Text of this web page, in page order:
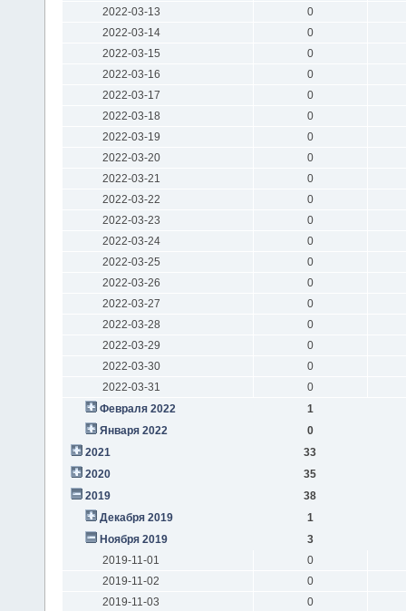
2022-03-13
0
2022-03-14
0
2022-03-15
0
2022-03-16
0
2022-03-17
0
2022-03-18
0
2022-03-19
0
2022-03-20
0
2022-03-21
0
2022-03-22
0
2022-03-23
0
2022-03-24
0
2022-03-25
0
2022-03-26
0
2022-03-27
0
2022-03-28
0
2022-03-29
0
2022-03-30
0
2022-03-31
0
Февраля 2022
1
Января 2022
0
2021
33
2020
35
2019
38
Декабря 2019
1
Ноября 2019
3
2019-11-01
0
2019-11-02
0
2019-11-03
0